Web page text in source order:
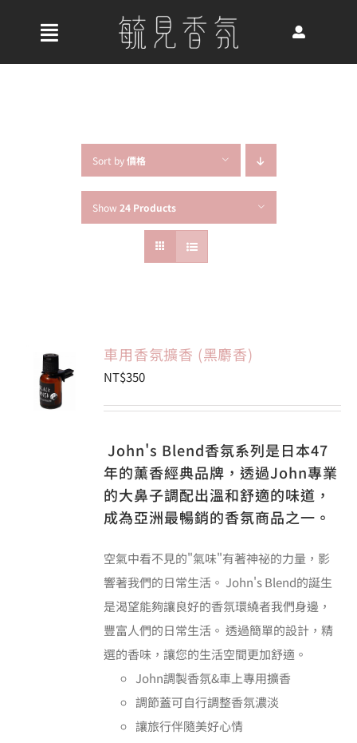
收
關於我們
最新消息
會員專區
Sort by價格
Show 24 Products
加入購
詳
情
車用香氛擴香 (黑麝香)
NT$350
John's Blend香氛系列是日本47
年的薰香經典品牌，透過John專業
的大鼻子調配出溫和舒適的味道，
成為亞洲最暢銷的香氛商品之一。
空氣中看不見的"氣味"有著神祕的力量，影
響著我們的日常生活。 John's Blend的誕生
是渴望能夠讓良好的香氛環繞者我們身邊，
豐富人們的日常生活。 透過簡單的設計，精
選的香味，讓您的生活空間更加舒適。
John調製香氛&車上專用擴香
調節蓋可自行調整香氛濃淡
讓旅行伴隨美好心情